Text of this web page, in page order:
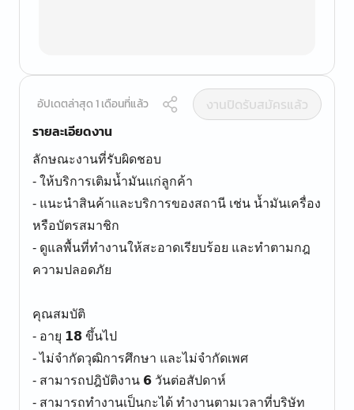
อัปเดตล่าสุด 1 เดือนที่แล้ว
งานปิดรับสมัครแล้ว
รายละเอียดงาน
ลักษณะงานที่รับผิดชอบ
- ให้บริการเติมน้ำมันแก่ลูกค้า
- แนะนำสินค้าและบริการของสถานี เช่น น้ำมันเครื่อง
หรือบัตรสมาชิก
- ดูแลพื้นที่ทำงานให้สะอาดเรียบร้อย และทำตามกฎ
ความปลอดภัย
คุณสมบัติ
- อายุ 𝟭𝟴 ขึ้นไป
- ไม่จำกัดวุฒิการศึกษา และไม่จำกัดเพศ
- สามารถปฎิบัติงาน 𝟲 วันต่อสัปดาห์
- สามารถทำงานเป็นกะได้ ทำงานตามเวลาที่บริษัท